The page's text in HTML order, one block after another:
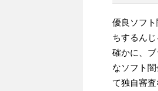
優良ソフ
ちするん
確かに、
なソフト
て独自審